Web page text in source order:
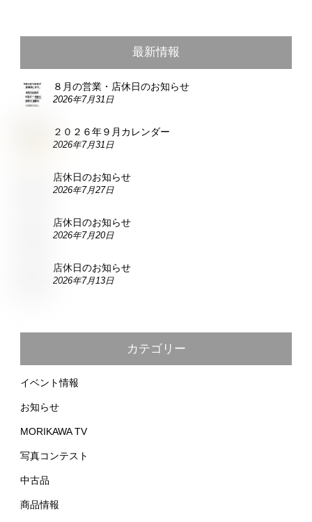
最新情報
８月の営業・店休日のお知らせ
2026年7月31日
２０２６年９月カレンダー
2026年7月31日
店休日のお知らせ
2026年7月27日
店休日のお知らせ
2026年7月20日
店休日のお知らせ
2026年7月13日
カテゴリー
イベント情報
お知らせ
MORIKAWA TV
写真コンテスト
中古品
商品情報